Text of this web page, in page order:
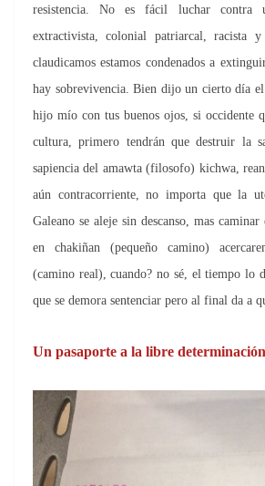
resistencia. No es fácil luchar contra
extractivista, colonial patriarcal, racista
claudicamos estamos condenados a
hay sobrevivencia. Bien dijo un cierto día
hijo mío con tus buenos ojos, si occidente
cultura, primero tendrán que destruir la
sapiencia del amawta (filosofo) kichwa,
aún contracorriente, no importa que la
Galeano se aleje sin descanso, mas
en chakiñan (pequeño camino)
(camino real), cuando? no sé, el tiempo lo
que se demora sentenciar pero al final da a
Un pasaporte a la libre determinación